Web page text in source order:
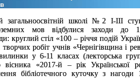
загальноосвітній школі №2 І-ІІІ
мов відбулися заходи до
круглий стіл «100 – річчя подій
творчих робіт учнів «Чернігівщина і
у 6-11 класах (лекторська
вісника «2017-й
– рік Української
бібліотечного куточку з нагоди